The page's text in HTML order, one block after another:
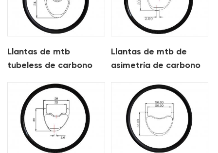
Llantas de mtb
tubeless de carbono
Llantas de mtb de
asimetría de carbono